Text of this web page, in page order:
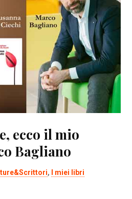
ecco il mio
Bagliano
, I miei libri